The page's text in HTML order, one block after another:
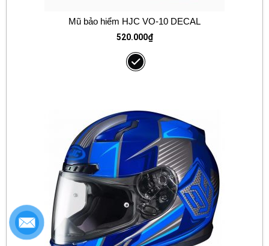
Mũ bảo hiểm HJC VO-10 DECAL
520.000₫